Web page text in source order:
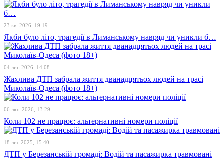
23 кві 2026, 19:19
Якби було літо, трагедії в Лиманському навряд чи уникли б…
04 лип 2026, 14:08
Жахлива ДТП забрала життя дванадцятьох людей на трасі
Миколаїв-Одеса (фото 18+)
06 лют 2026, 13:29
Коли 102 не працює: альтернативні номери поліції
18 лис 2025, 15:40
ДТП у Березанській громаді: Водій та пасажирка травмовані